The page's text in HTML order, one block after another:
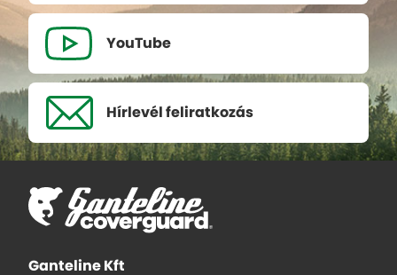
YouTube
Hírlevél feliratkozás
Ganteline Kft